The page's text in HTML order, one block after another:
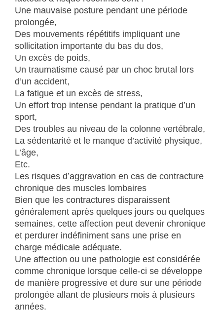
Une mauvaise posture pendant une période
prolongée,
Des mouvements répétitifs impliquant une
sollicitation importante du bas du dos,
Un excès de poids,
Un traumatisme causé par un choc brutal lors
d’un accident,
La fatigue et un excès de stress,
Un effort trop intense pendant la pratique d’un
sport,
Des troubles au niveau de la colonne vertébrale,
La sédentarité et le manque d’activité physique,
L’âge,
Etc.
Les risques d’aggravation en cas de contracture
chronique des muscles lombaires
Bien que les contractures disparaissent
généralement après quelques jours ou quelques
semaines, cette affection peut devenir chronique
et perdurer indéfiniment sans une prise en
charge médicale adéquate.
Une affection ou une pathologie est considérée
comme chronique lorsque celle-ci se développe
de manière progressive et dure sur une période
prolongée allant de plusieurs mois à plusieurs
années.